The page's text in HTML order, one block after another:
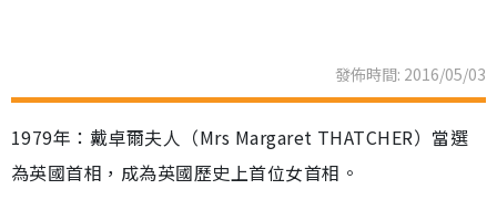
發佈時間: 2016/05/03
1979年：戴卓爾夫人（Mrs Margaret THATCHER）當選
為英國首相，成為英國歷史上首位女首相。